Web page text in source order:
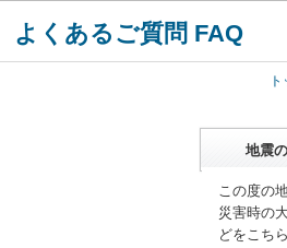
よくあるご質問 FAQ
地震
この度の
災害時の
どをこち